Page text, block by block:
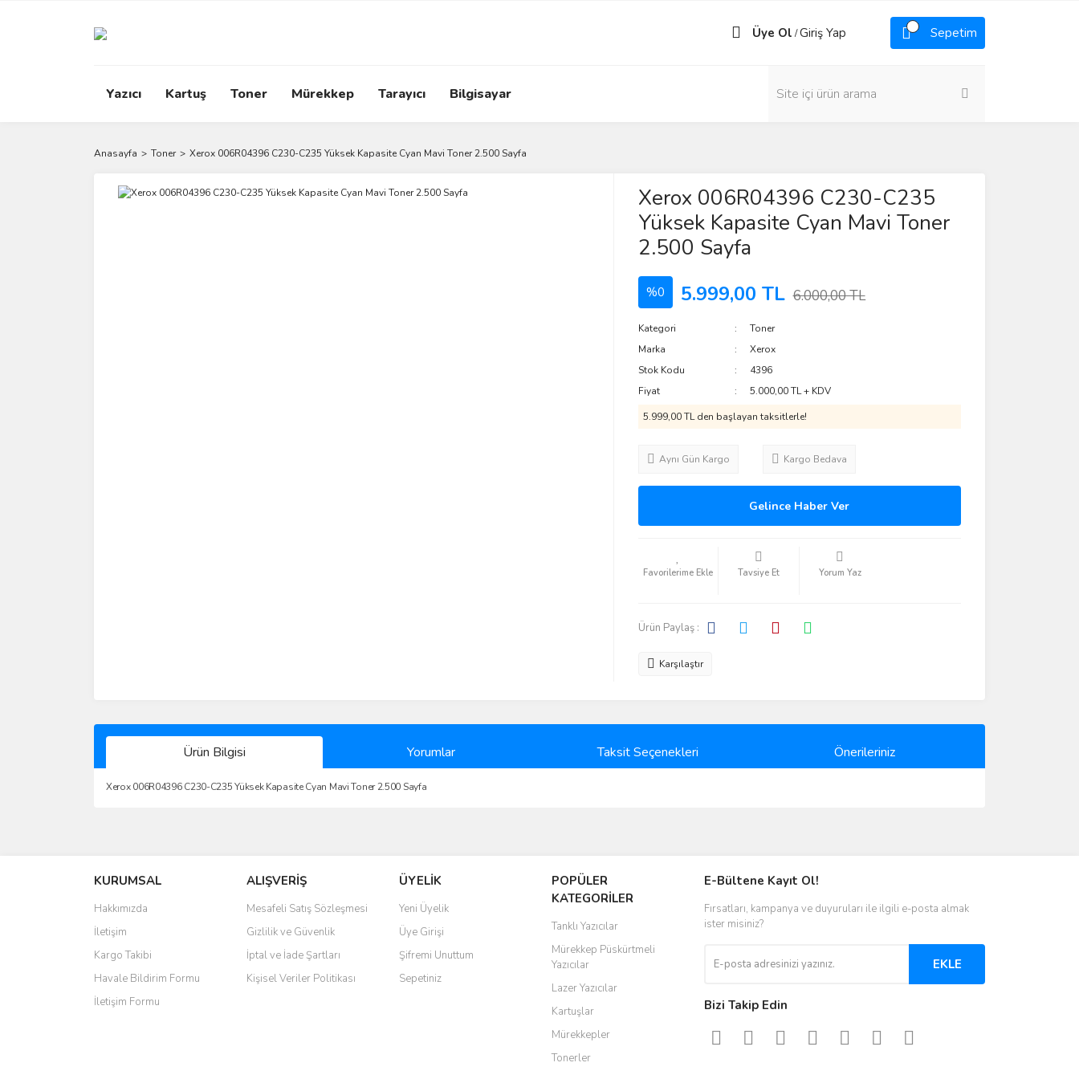
Üye Ol /Giriş Yap Sepetim
Yazıcı Kartuş Toner Mürekkep Tarayıcı Bilgisayar
Anasayfa Toner Xerox 006R04396 C230-C235 Yüksek Kapasite Cyan Mavi Toner 2.500 Sayfa
Xerox 006R04396 C230-C235
Yüksek Kapasite Cyan Mavi Toner
2.500 Sayfa
%0 5.999,00 TL 6.000,00 TL
Kategori
Toner
Marka
Xerox
Stok Kodu
4396
Fiyat
5.000,00 TL + KDV
5.999,00 TL den başlayan taksitlerle!
Aynı Gün Kargo Kargo Bedava
Gelince Haber Ver
Tavsiye Et Yorum Yaz
Ürün Paylaş :
Karşılaştır
Ürün Bilgisi Yorumlar Taksit Seçenekleri Önerileriniz
Xerox 006R04396 C230-C235 Yüksek Kapasite Cyan Mavi Toner 2.500 Sayfa
Yorum Yaz
Ürün resmi kalitesiz, bozuk veya görüntülenemiyor.
Ürün açıklamasında eksik bilgiler bulunuyor.
Ürün bilgilerinde hatalar bulunuyor.
Ürün fiyatı diğer sitelerden daha pahalı.
Bu ürüne benzer farklı alternatifler olmalı.
KURUMSAL
Hakkımızda
İletişim
Kargo Takibi
Havale Bildirim Formu
İletişim Formu
ALIŞVERİŞ
Mesafeli Satış Sözleşmesi
Gizlilik ve Güvenlik
İptal ve İade Şartları
Kişisel Veriler Politikası
ÜYELİK
Yeni Üyelik
Üye Girişi
Şifremi Unuttum
Sepetiniz
POPÜLER
KATEGORİLER
Tanklı Yazıcılar
Mürekkep Püskürtmeli
Yazıcılar
Lazer Yazıcılar
Kartuşlar
Mürekkepler
Tonerler
E-Bültene Kayıt Ol!
Fırsatları, kampanya ve duyuruları ile ilgili e-posta almak
ister misiniz?
EKLE
Bizi Takip Edin